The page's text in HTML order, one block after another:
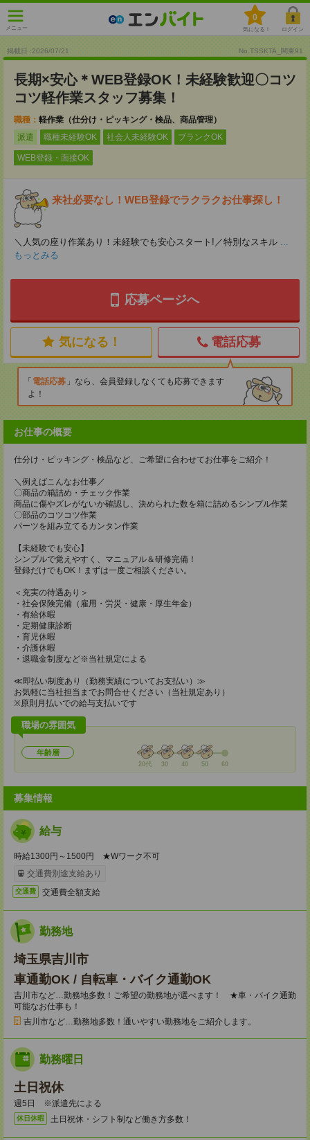
メニュー
0
気になる！ ログイン
掲載日 :2026/07/21 No.TSSKTA_関東91
長期×安心＊WEB登録OK！未経験歓迎〇コツ
コツ軽作業スタッフ募集！
職種： 軽作業（仕分け・ピッキング・検品、商品管理）
派遣
職種未経験OK 社会人未経験OK ブランクOK
WEB登録・面接OK
来社必要なし！WEB登録でラクラクお仕事探し！
＼人気の座り作業あり！未経験でも安心スタート!／特別なスキル ...
もっとみる
応募ページへ
気になる！ 電話応募
電話応募
なら、会員登録しなくても応募できます
よ！
お仕事の概要
仕分け・ピッキング・検品など、ご希望に合わせてお仕事をご紹介！
＼例えばこんなお仕事／
〇商品の箱詰め・チェック作業
商品に傷やズレがないか確認し、決められた数を箱に詰めるシンプル作業
〇部品のコツコツ作業
パーツを組み立てるカンタン作業
【未経験でも安心】
シンプルで覚えやすく、マニュアル＆研修完備！
登録だけでもOK！まずは一度ご相談ください。
＜充実の待遇あり＞
・社会保険完備（雇用・労災・健康・厚生年金）
・有給休暇
・定期健康診断
・育児休暇
・介護休暇
・退職金制度など※当社規定による
≪即払い制度あり（勤務実績についてお支払い）≫
お気軽に当社担当までお問合せください（当社規定あり）
※原則月払いでの給与支払いです
職場の雰囲気
年齢層
20代 30 40 50 60
募集情報
給与
時給1300円～1500円 ★Wワーク不可
交通費別途支給あり
交通費 交通費全額支給
勤務地
埼玉県吉川市
車通勤OK / 自転車・バイク通勤OK
吉川市など…勤務地多数！ご希望の勤務地が選べます！ ★車・バイク通勤
可能なお仕事も！
吉川市など…勤務地多数！通いやすい勤務地をご紹介します。
勤務曜日
土日祝休
週5日 ※派遣先による
休日休暇 土日祝休・シフト制など働き方多数！